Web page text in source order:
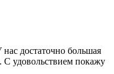
достаточно большая
С удовольствием покажу